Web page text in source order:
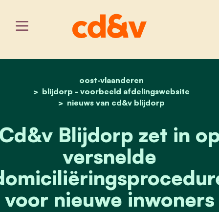
home
oost-vlaanderen
blijdorp - voorbeeld afdelingswebsite
nieuws van cd&v blijdorp
cd&v blijdorp zet in op
Blijdorp zet in
versnelde
voor nieuwe inwoners